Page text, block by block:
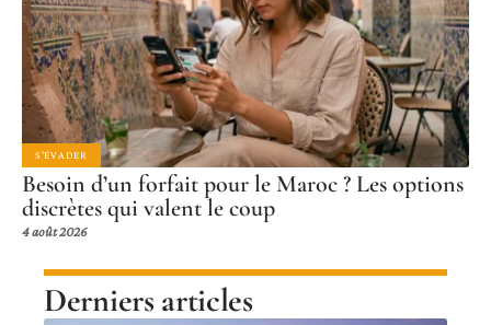
S'ÉVADER
Besoin d’un forfait pour le Maroc ? Les options
discrètes qui valent le coup
4 août 2026
Derniers articles